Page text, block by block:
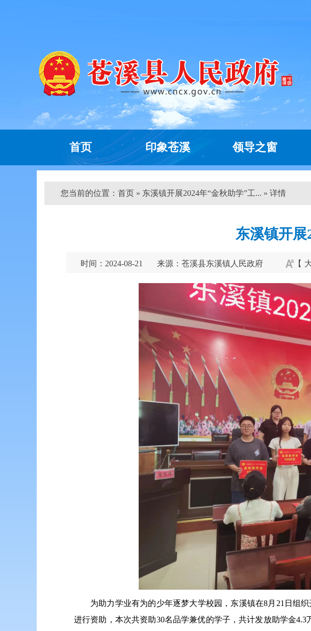
首页 印象苍溪 领导之窗
您当前的位置： 首页 » 东溪镇开展2024年“金秋助学”工... » 详情
东溪镇开展
时间：2024-08-21 来源：苍溪县东溪镇人民政府 【
为助力学业有为的少年逐梦大学校园，东溪镇在8月21日组
进行资助，本次共资助30名品学兼优的学子，共计发放助学金